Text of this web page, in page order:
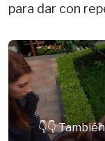
para dar con
👇👇